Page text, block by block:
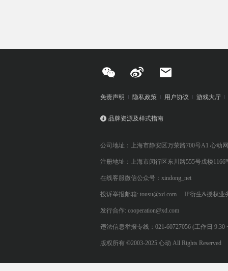
免责声明 隐私政策 用户协议 游戏大厅
品牌资源及样式指南
公司地址：上海市静安区万荣路700号A1 心动
注册地址：上海市闵行区东川路555号戊楼1166
在线客服微信公众号：xindong_net
投诉举报邮箱: tousu@xd.com IP衍生&授权业
发行合作: cooperation@xd.com
违法信息举报专线：021-60727056 (工作日 9:30
版权所有 ©2003-2025 心动 All Rights Reserved